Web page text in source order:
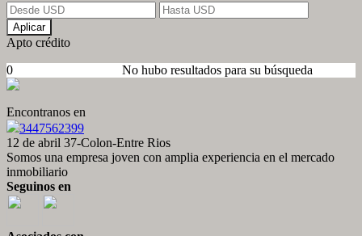
Aplicar
Apto crédito
No hubo resultados para su búsqueda
0
Encontranos en
3447562399
12 de abril 37-Colon-Entre Rios
Somos una empresa joven con amplia experiencia en el mercado
inmobiliario
Seguinos en